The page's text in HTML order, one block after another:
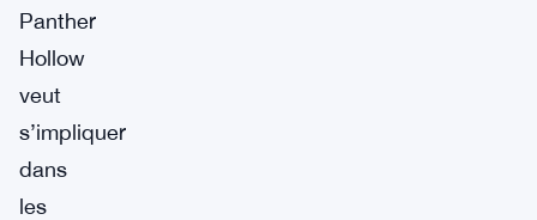
Panther
Hollow
veut
s’impliquer
dans
les